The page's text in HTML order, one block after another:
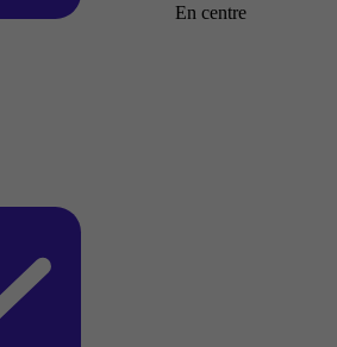
En centre